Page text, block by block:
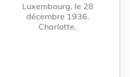
Luxembourg, le 28
décembre 1936.
Charlotte.